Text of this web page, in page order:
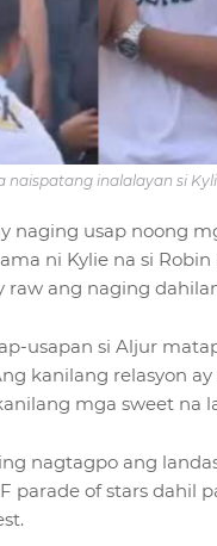
naispatang inalalayan si
naging usap noong
ni Kylie na si
ang naging
usapan si Aljur
kanilang relasyon
mga sweet na
nagtagpo ang
parade of stars dahil